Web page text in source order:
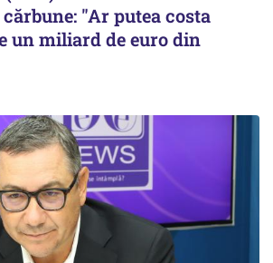
"Ar putea costa
un miliard de euro din